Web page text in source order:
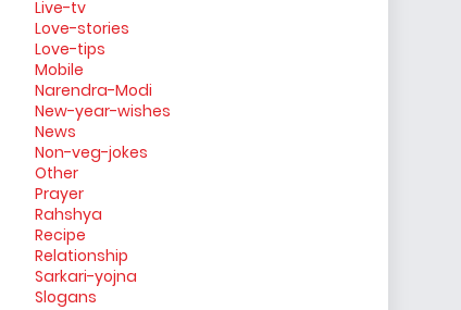
Live-tv
Love-stories
Love-tips
Mobile
Narendra-Modi
New-year-wishes
News
Non-veg-jokes
Other
Prayer
Rahshya
Recipe
Relationship
Sarkari-yojna
Slogans